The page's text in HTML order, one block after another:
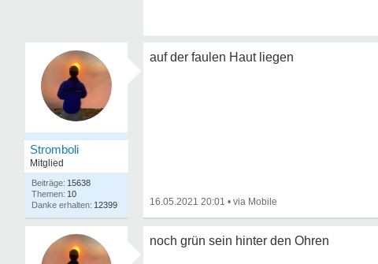
Stromboli
Mitglied
15638
10
12399
auf der faulen Haut liegen
16.05.2021 20:01 •
noch grün sein hinter den Ohren